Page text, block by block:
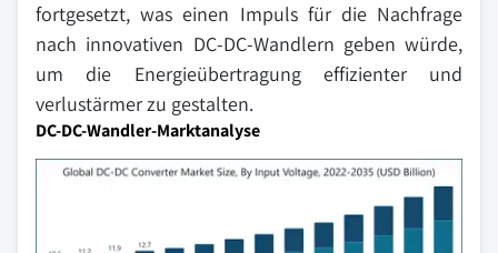
fortgesetzt, was einen Impuls für die Nachfrage
nach innovativen DC-DC-Wandlern geben würde,
um die Energieübertragung effizienter und
verlustärmer zu gestalten.
DC-DC-Wandler-Marktanalyse